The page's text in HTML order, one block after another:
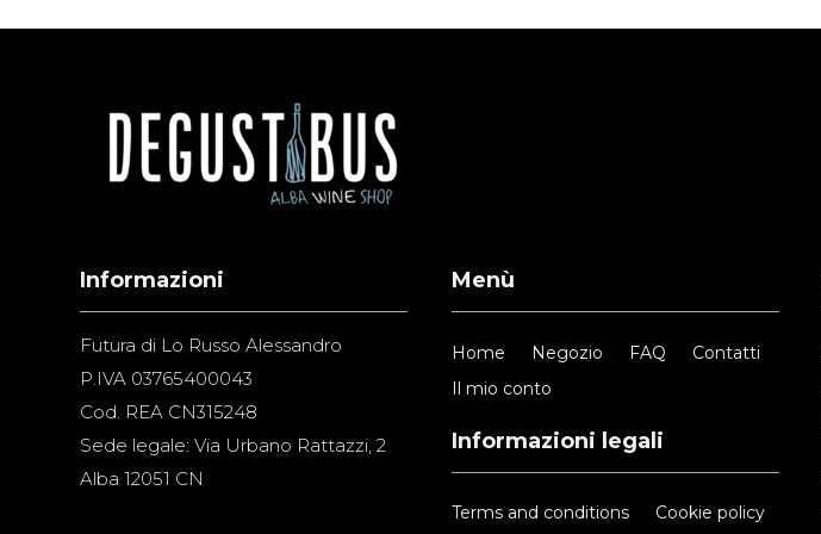
Informazioni
Futura di Lo Russo Alessandro
P.IVA 03765400043
Cod. REA CN315248
Sede legale: Via Urbano Rattazzi, 2
Alba 12051 CN
Menù
Home Negozio FAQ
Contatti
Il mio conto
Informazioni legali
Terms and conditions Cookie policy